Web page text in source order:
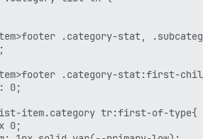
.category-stat,
.category-stat:first-
0;
item.category tr:first-of-type{
0;